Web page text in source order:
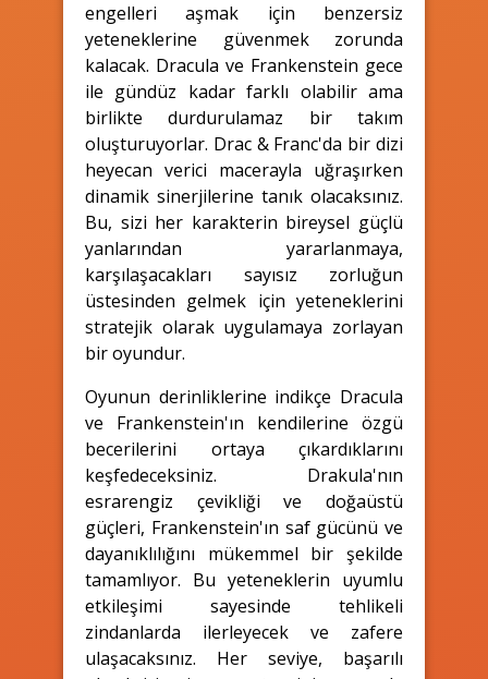
engelleri aşmak için benzersiz
yeteneklerine güvenmek zorunda
kalacak. Dracula ve Frankenstein gece
ile gündüz kadar farklı olabilir ama
birlikte durdurulamaz bir takım
oluşturuyorlar. Drac & Franc'da bir dizi
heyecan verici macerayla uğraşırken
dinamik sinerjilerine tanık olacaksınız.
Bu, sizi her karakterin bireysel güçlü
yanlarından yararlanmaya,
karşılaşacakları sayısız zorluğun
üstesinden gelmek için yeteneklerini
stratejik olarak uygulamaya zorlayan
bir oyundur.
Oyunun derinliklerine indikçe Dracula
ve Frankenstein'ın kendilerine özgü
becerilerini ortaya çıkardıklarını
keşfedeceksiniz. Drakula'nın
esrarengiz çevikliği ve doğaüstü
güçleri, Frankenstein'ın saf gücünü ve
dayanıklılığını mükemmel bir şekilde
tamamlıyor. Bu yeteneklerin uyumlu
etkileşimi sayesinde tehlikeli
zindanlarda ilerleyecek ve zafere
ulaşacaksınız. Her seviye, başarılı